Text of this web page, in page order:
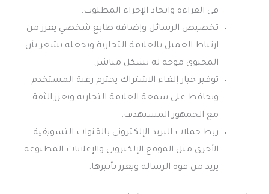
في القراءة واتخاذ الإجراء المطلوب.
تخصيص الرسائل وإضافة طابع شخصي يعزز من
ارتباط العميل بالعلامة التجارية ويجعله يشعر بأن
المحتوى موجه له بشكل مباشر.
توفير خيار إلغاء الاشتراك يحترم رغبة المستخدم
ويحافظ على سمعة العلامة التجارية ويعزز الثقة
مع الجمهور المستهدف.
ربط حملات البريد الإلكتروني بالقنوات التسويقية
الأخرى مثل الموقع الإلكتروني والإعلانات المطبوعة
يزيد من قوة الرسالة ويعزز تأثيرها.